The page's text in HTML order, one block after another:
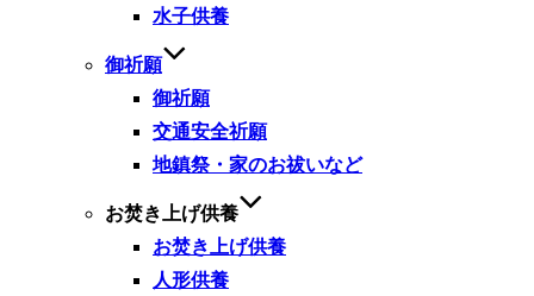
水子供養
御祈願
御祈願
交通安全祈願
地鎮祭・家のお祓いなど
お焚き上げ供養
お焚き上げ供養
人形供養